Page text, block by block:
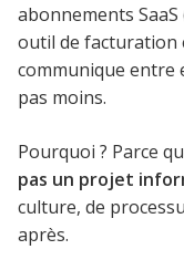
abonnements
outil de facturation
communique entre
pas moins.
Pourquoi ? Parce
pas un projet
culture, de
après.